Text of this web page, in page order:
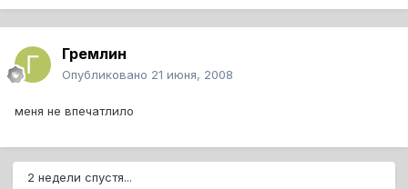
Гремлин
Опубликовано 21 июня, 2008
меня не впечатлило
2 недели спустя...